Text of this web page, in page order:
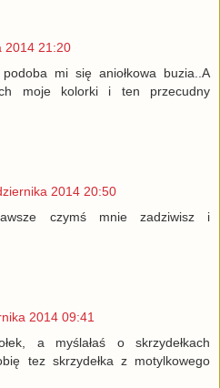
2014 21:20
mi się aniołkowa buzia..A
moje kolorki i ten przecudny
2014 20:50
czymś mnie zadziwisz i
2014 09:41
a myślałaś o skrzydełkach
tez skrzydełka z motylkowego